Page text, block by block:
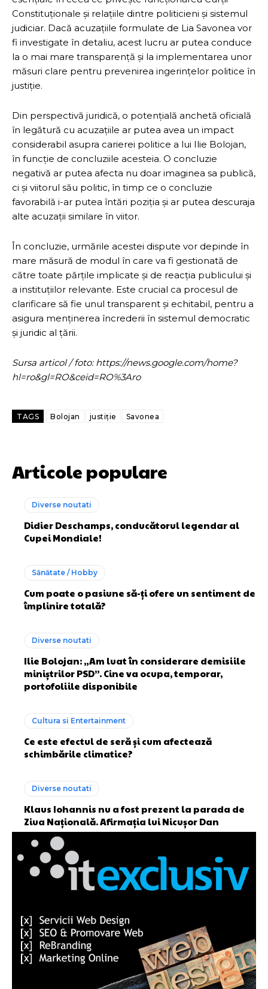
Constituționale și relațiile dintre politicieni și sistemul
judiciar. Dacă acuzațiile formulate de Lia Savonea vor
fi investigate în detaliu, acest lucru ar putea conduce
la o mai mare transparență și la implementarea unor
măsuri clare pentru prevenirea ingerințelor politice în
justiție.
Din perspectivă juridică, o potențială anchetă oficială
în legătură cu acuzațiile ar putea avea un impact
considerabil asupra carierei politice a lui Ilie Bolojan,
în funcție de concluziile acesteia. O concluzie
negativă ar putea afecta nu doar imaginea sa publică,
ci și viitorul său politic, în timp ce o concluzie
favorabilă i-ar putea întări poziția și ar putea descuraja
alte acuzații similare în viitor.
În concluzie, urmările acestei dispute vor depinde în
mare măsură de modul în care va fi gestionată de
către toate părțile implicate și de reacția publicului și
a instituțiilor relevante. Este crucial ca procesul de
clarificare să fie unul transparent și echitabil, pentru a
asigura menținerea încrederii în sistemul democratic
și juridic al țării.
Sursa articol / foto: https://news.google.com/home?
hl=ro&gl=RO&ceid=RO%3Aro
TAGS Bolojan justiție Savonea
Articole populare
Diverse noutati
Didier Deschamps, conducătorul legendar al
Cupei Mondiale!
Sănătate / Hobby
Cum poate o pasiune să-ți ofere un sentiment de
împlinire totală?
Diverse noutati
Ilie Bolojan: „Am luat în considerare demisiile
miniștrilor PSD”. Cine va ocupa, temporar,
portofoliile disponibile
Cultura si Entertainment
Ce este efectul de seră și cum afectează
schimbările climatice?
Diverse noutati
Klaus Iohannis nu a fost prezent la parada de
Ziua Națională. Afirmația lui Nicușor Dan